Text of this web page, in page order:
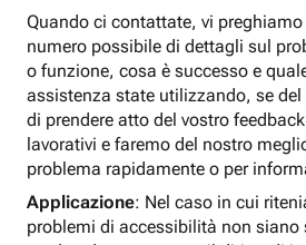
Quando ci contattate, vi
numero possibile di dettagli sul
o funzione, cosa è successo e
assistenza state utilizzando, se del
di prendere atto del vostro
lavorativi e faremo del nostro
problema rapidamente o per
Applicazione: Nel caso in cui
problemi di accessibilità non